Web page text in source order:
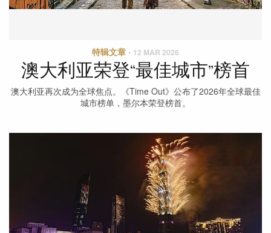
特辑文章 · 12 MAR 2026
澳大利亚荣登“最佳城市”榜首
澳大利亚再次成为全球焦点。《Time Out》公布了2026年全球最佳
城市榜单，墨尔本荣登榜首。